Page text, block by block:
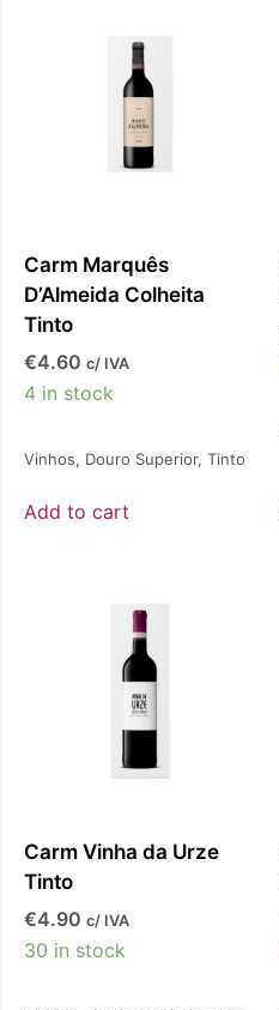
Carm Marquês
D’Almeida Colheita
Tinto
€4.60 c/ IVA
4 in stock
Vinhos, Douro Superior, Tinto
Add to cart
Carm Vinha da Urze
Tinto
€4.90 c/ IVA
30 in stock